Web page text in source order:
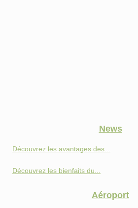
News
Découvrez les avantages des...
Découvrez les bienfaits du...
Aéroport